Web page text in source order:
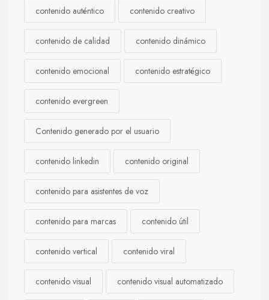
contenido auténtico contenido creativo
contenido de calidad contenido dinámico
contenido emocional contenido estratégico
contenido evergreen
Contenido generado por el usuario
contenido linkedin contenido original
contenido para asistentes de voz
contenido para marcas contenido útil
contenido vertical contenido viral
contenido visual contenido visual automatizado